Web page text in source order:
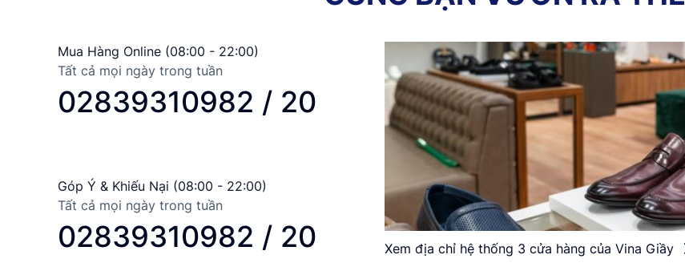
Mua Hàng Online (08:00 - 22:00)
Tất cả mọi ngày trong tuần
02839310982 / 20
Góp Ý & Khiếu Nại (08:00 - 22:00)
Tất cả mọi ngày trong tuần
02839310982 / 20 Xem địa chỉ hệ thống 3 cửa hàng của Vina Giầy